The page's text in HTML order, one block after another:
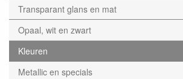
Transparant glans en mat
Opaal, wit en zwart
Kleuren
Metallic en specials